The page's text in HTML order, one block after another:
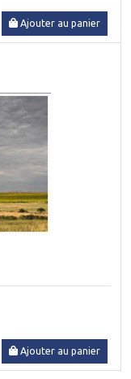
Ajouter au panier
Ajouter au panier